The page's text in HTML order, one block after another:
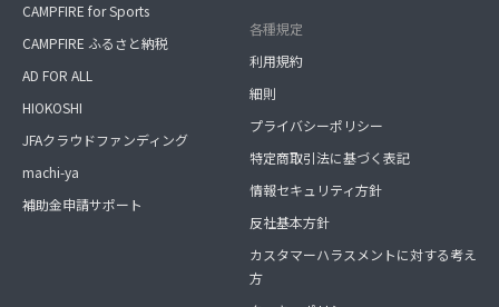
CAMPFIRE for Sports
CAMPFIRE ふるさと納税
AD FOR ALL
HIOKOSHI
JFAクラウドファンディング
machi-ya
補助金申請サポート
各種規定
利用規約
細則
プライバシーポリシー
特定商取引法に基づく表記
情報セキュリティ方針
反社基本方針
カスタマーハラスメントに対する考え
方